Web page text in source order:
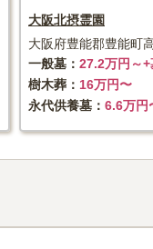
大阪北摂霊園
大阪府豊能郡豊能町
一般墓
27.2万円～
樹木葬
16万円〜
永代供養墓
6.6万円